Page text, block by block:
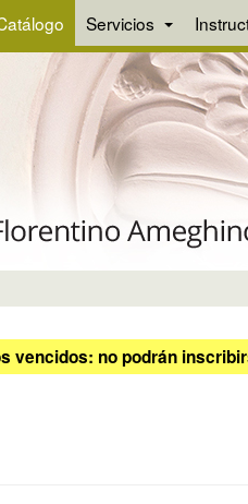
Servicios
vencidos: no podrán